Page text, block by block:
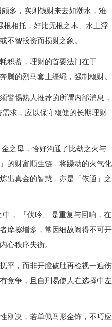
多，实则钱财来去如潮水，难
根相托，好比无根之木、水上浮
不智投资而损财之象。
积蓄，理财的首要法门在于
腾的烈马套上缰绳，强制稳财。
警惕熟人推荐的所谓内部消息，
求，应以保守稳健的长期理财
之母，恰好沟通了比劫之火与
的财富顺生链，将躁动的火气化
出真金的智慧，亦是「依通」之
， 「伏吟」 是重复与回响，在
摩擦增多，常因细故闹得不可开
心秩序失衡。
平，而非开膛破肚再检视一遍伤
竞争，且自刑易使人在选择中左
刚决，若单佩马形金饰，不巧应